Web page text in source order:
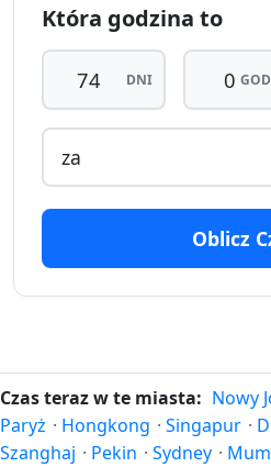
70 dni
temu
30.05.2026
temu
29.05.2026
temu
28.05.2026
73 dni
temu
27.05.2026
Która godzina to
DNI
Oblicz
Czas teraz w te miasta: Nowy
Paryż · Hongkong · Singapur ·
Szanghaj · Pekin · Sydney ·